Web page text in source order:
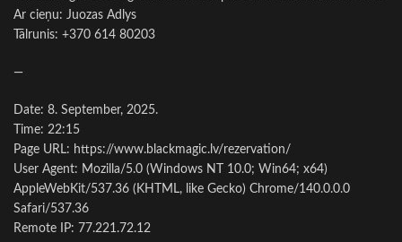
Ar cieņu: Juozas Adlys
Tālrunis: +370 614 80203
—
Date: 8. September, 2025.
Time: 22:15
Page URL: https://www.blackmagic.lv/rezervation/
User Agent: Mozilla/5.0 (Windows NT 10.0; Win64; x64)
AppleWebKit/537.36 (KHTML, like Gecko) Chrome/140.0.0.0
Safari/537.36
Remote IP: 77.221.72.12